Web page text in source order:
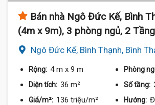
Bán nhà Ngô Đức Kế, Bình
(4m x 9m), 3 phòng ngủ, 2 Tầng
Ngô Đức Kế, Bình Thạnh, Bình
Rộng: 4 m x 9 m Phòng
Diện tích: 36 m² Số tầng:
Giá/m²: 136 triệu/m² Hướng: